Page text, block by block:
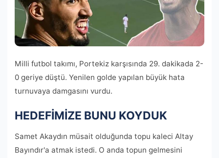
Milli futbol takımı, Portekiz karşısında 29. dakikada 2-
0 geriye düştü. Yenilen golde yapılan büyük hata
turnuvaya damgasını vurdu.
HEDEFİMİZE BUNU KOYDUK
Samet Akaydın müsait olduğunda topu kaleci Altay
Bayındır'a atmak istedi. O anda topun gelmesini